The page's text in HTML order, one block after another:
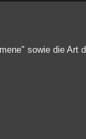
sowie die